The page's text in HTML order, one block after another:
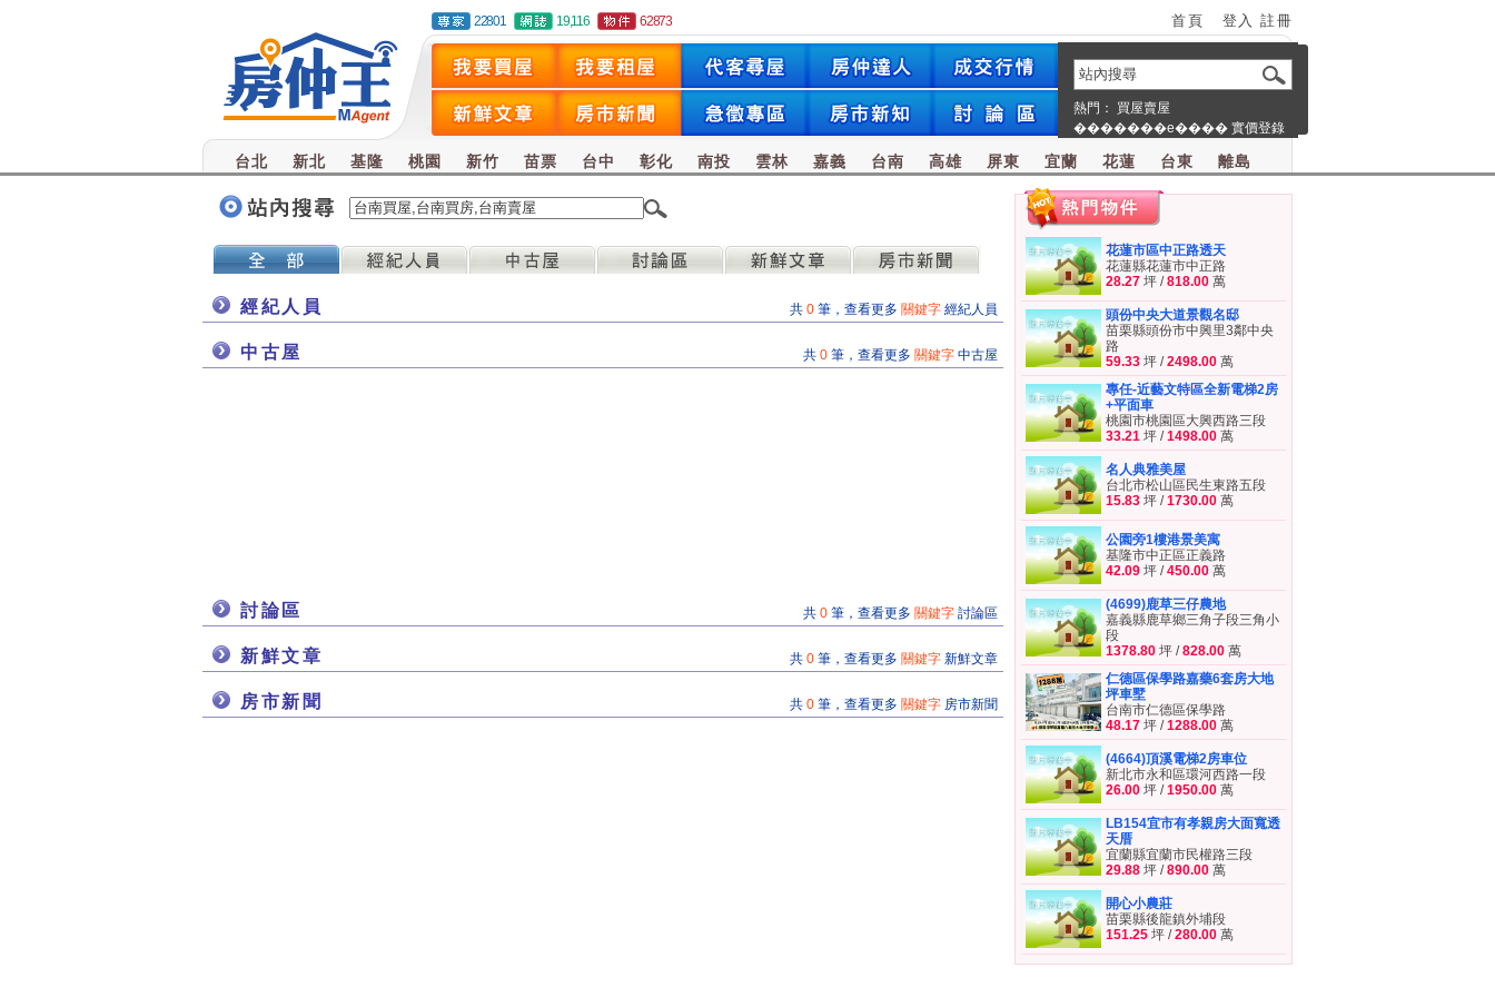
22801 19,116 62873 首頁 登入 註冊
熱門： 買屋賣屋
�������e���� 實價登錄
台北 新北 基隆 桃園 新竹 苗票 台中 彰化 南投 雲林 嘉義 台南 高雄 屏東 宜蘭 花蓮 台東 離島
經紀人員 共 0 筆，查看更多 關鍵字 經紀人員
中古屋 共 0 筆，查看更多 關鍵字 中古屋
討論區 共 0 筆，查看更多 關鍵字 討論區
新鮮文章 共 0 筆，查看更多 關鍵字 新鮮文章
房市新聞 共 0 筆，查看更多 關鍵字 房市新聞
花蓮市區中正路透天
花蓮縣花蓮市中正路
28.27 坪 /818.00 萬
頭份中央大道景觀名邸
苗栗縣頭份市中興里3鄰中央
路
59.33 坪 /2498.00 萬
專任-近藝文特區全新電梯2房
+平面車
桃園市桃園區大興西路三段
33.21 坪 /1498.00 萬
名人典雅美屋
台北市松山區民生東路五段
15.83 坪 /1730.00 萬
公園旁1樓港景美寓
基隆市中正區正義路
42.09 坪 /450.00 萬
(4699)鹿草三仔農地
嘉義縣鹿草鄉三角子段三角小
段
1378.80 坪 /828.00 萬
仁德區保學路嘉藥6套房大地
坪車墅
台南市仁德區保學路
48.17 坪 /1288.00 萬
(4664)頂溪電梯2房車位
新北市永和區環河西路一段
26.00 坪 /1950.00 萬
LB154宜市有孝親房大面寬透
天厝
宜蘭縣宜蘭市民權路三段
29.88 坪 /890.00 萬
開心小農莊
苗栗縣後龍鎮外埔段
151.25 坪 /280.00 萬